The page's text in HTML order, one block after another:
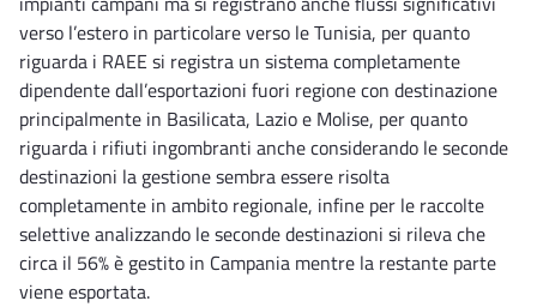
verso l’estero in particolare verso le Tunisia, per quanto
riguarda i RAEE si registra un sistema completamente
dipendente dall’esportazioni fuori regione con destinazione
principalmente in Basilicata, Lazio e Molise, per quanto
riguarda i rifiuti ingombranti anche considerando le seconde
destinazioni la gestione sembra essere risolta
completamente in ambito regionale, infine per le raccolte
selettive analizzando le seconde destinazioni si rileva che
circa il 56% è gestito in Campania mentre la restante parte
viene esportata.